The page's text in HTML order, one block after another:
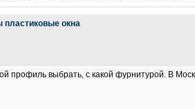
пластиковые окна
профиль выбрать, с какой фурнитурой. В